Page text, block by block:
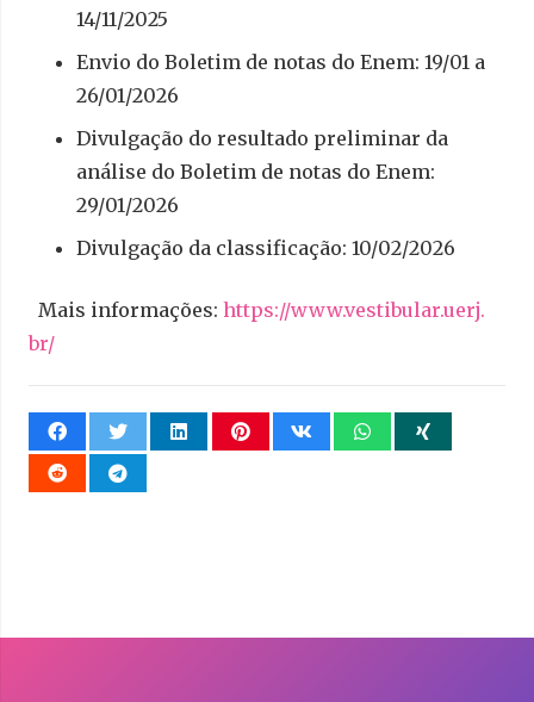
14/11/2025
Envio do Boletim de notas do Enem: 19/01 a
26/01/2026
Divulgação do resultado preliminar da
análise do Boletim de notas do Enem:
29/01/2026
Divulgação da classificação: 10/02/2026
Mais informações: https://www.vestibular.uerj.
br/